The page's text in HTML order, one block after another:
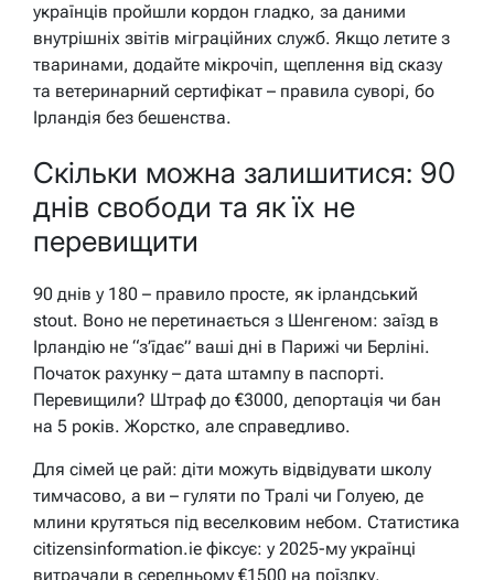
українців пройшли кордон гладко, за даними
внутрішніх звітів міграційних служб. Якщо летите з
тваринами, додайте мікрочіп, щеплення від сказу
та ветеринарний сертифікат – правила суворі, бо
Ірландія без бешенства.
Скільки можна залишитися: 90
днів свободи та як їх не
перевищити
90 днів у 180 – правило просте, як ірландський
stout. Воно не перетинається з Шенгеном: заїзд в
Ірландію не “з’їдає” ваші дні в Парижі чи Берліні.
Початок рахунку – дата штампу в паспорті.
Перевищили? Штраф до €3000, депортація чи бан
на 5 років. Жорстко, але справедливо.
Для сімей це рай: діти можуть відвідувати школу
тимчасово, а ви – гуляти по Тралі чи Голуею, де
млини крутяться під веселковим небом. Статистика
citizensinformation.ie фіксує: у 2025-му українці
витрачали в середньому €1500 на поїздку,